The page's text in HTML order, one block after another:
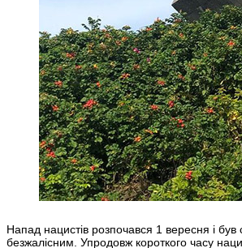
Напад нацистів розпочався 1 вересня і був
безжалісним. Упродовж короткого часу